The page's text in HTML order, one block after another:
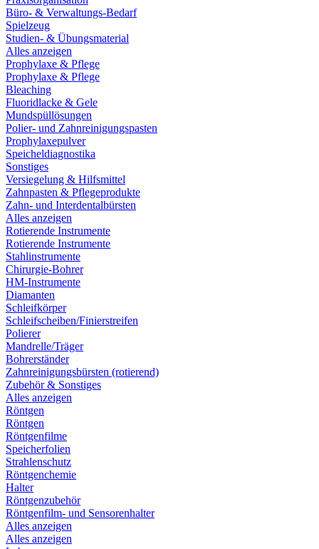
Büro- & Verwaltungs-Bedarf
Spielzeug
Studien- & Übungsmaterial
Alles anzeigen
Prophylaxe & Pflege
Prophylaxe & Pflege
Bleaching
Fluoridlacke & Gele
Mundspüllösungen
Polier- und Zahnreinigungspasten
Prophylaxepulver
Speicheldiagnostika
Sonstiges
Versiegelung & Hilfsmittel
Zahnpasten & Pflegeprodukte
Zahn- und Interdentalbürsten
Alles anzeigen
Rotierende Instrumente
Rotierende Instrumente
Stahlinstrumente
Chirurgie-Bohrer
HM-Instrumente
Diamanten
Schleifkörper
Schleifscheiben/Finierstreifen
Polierer
Mandrelle/Träger
Bohrerständer
Zahnreinigungsbürsten (rotierend)
Zubehör & Sonstiges
Alles anzeigen
Röntgen
Röntgen
Röntgenfilme
Speicherfolien
Strahlenschutz
Röntgenchemie
Halter
Röntgenzubehör
Röntgenfilm- und Sensorenhalter
Alles anzeigen
Alles anzeigen